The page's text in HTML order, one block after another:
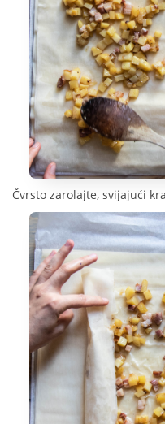
Čvrsto zarolajte, svijajući